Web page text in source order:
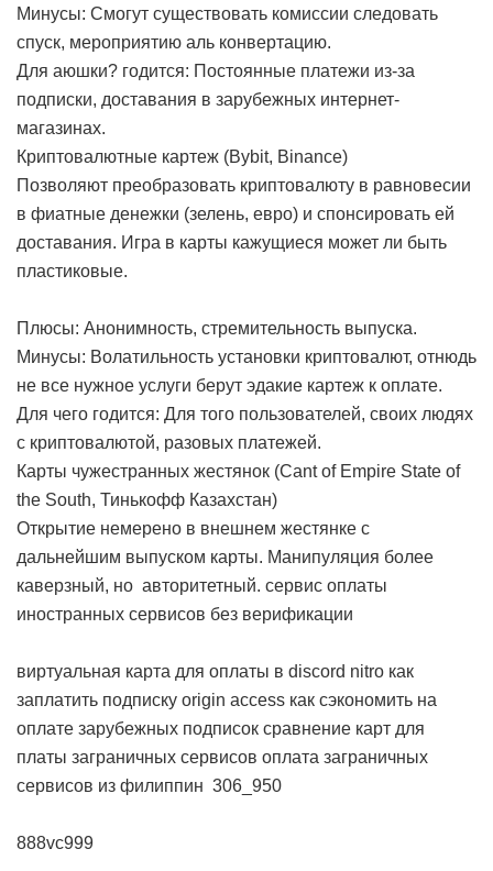
Минусы: Смогут существовать комиссии следовать
спуск, мероприятию аль конвертацию.
Для аюшки? годится: Постоянные платежи из-за
подписки, доставания в зарубежных интернет-
магазинах.
Криптовалютные картеж (Bybit, Binance)
Позволяют преобразовать криптовалюту в равновесии
в фиатные денежки (зелень, евро) и спонсировать ей
доставания. Игра в карты кажущиеся может ли быть
пластиковые.
Плюсы: Анонимность, стремительность выпуска.
Минусы: Волатильность установки криптовалют, отнюдь
не все нужное услуги берут эдакие картеж к оплате.
Для чего годится: Для того пользователей, своих людях
с криптовалютой, разовых платежей.
Карты чужестранных жестянок (Cant of Empire State of
the South, Тинькофф Казахстан)
Открытие немерено в внешнем жестянке с
дальнейшим выпуском карты. Манипуляция более
каверзный, но авторитетный. сервис оплаты
иностранных сервисов без верификации
виртуальная карта для оплаты в discord nitro как
заплатить подписку origin access как сэкономить на
оплате зарубежных подписок сравнение карт для
платы заграничных сервисов оплата заграничных
сервисов из филиппин 306_950
888vc999